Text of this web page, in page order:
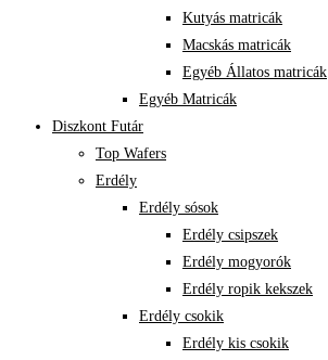
Kutyás matricák
Macskás matricák
Egyéb Állatos matricák
Egyéb Matricák
Diszkont Futár
Top Wafers
Erdély
Erdély sósok
Erdély csipszek
Erdély mogyorók
Erdély ropik kekszek
Erdély csokik
Erdély kis csokik